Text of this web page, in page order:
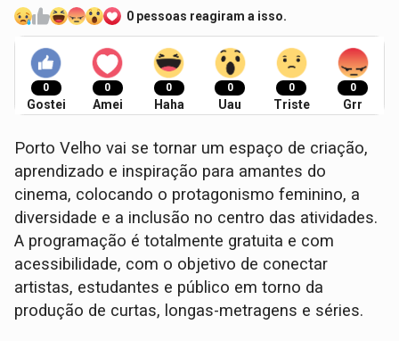
0 pessoas reagiram a isso.
0
Gostei
0
Amei
0
Haha
0
Uau
0
Triste
0
Grr
Porto Velho vai se tornar um espaço de criação,
aprendizado e inspiração para amantes do
cinema, colocando o protagonismo feminino, a
diversidade e a inclusão no centro das atividades.
A programação é totalmente gratuita e com
acessibilidade, com o objetivo de conectar
artistas, estudantes e público em torno da
produção de curtas, longas-metragens e séries.